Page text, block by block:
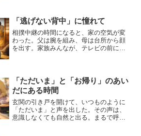
重みと安心が同時に漂っていた。あの白
い粒一つひとつが、私たちの...
「逃げない背中」に憧れて
相撲中継の時間になると、家の空気が変
わった。父は腕を組み、母は台所から顔
を出す。家族みんなが、テレビの前に集
つかり合う音。土俵の砂が...
「ただいま」と「お帰り」のあい
だにある時間
玄関の引き戸を開けて、いつものように
「ただいま」と声を出した。その声は、
意識しなくても自然と出る。まるで呼吸